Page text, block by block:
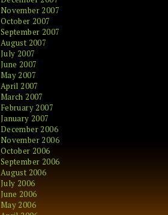
November 2007
October 2007
September 2007
August 2007
July 2007
June 2007
May 2007
April 2007
March 2007
February 2007
January 2007
December 2006
November 2006
October 2006
September 2006
August 2006
July 2006
June 2006
May 2006